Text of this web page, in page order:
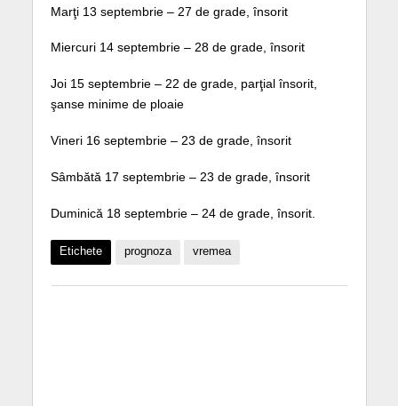
Marţi 13 septembrie – 27 de grade, însorit
Miercuri 14 septembrie – 28 de grade, însorit
Joi 15 septembrie – 22 de grade, parţial însorit,
şanse minime de ploaie
Vineri 16 septembrie – 23 de grade, însorit
Sâmbătă 17 septembrie – 23 de grade, însorit
Duminică 18 septembrie – 24 de grade, însorit.
Etichete prognoza vremea